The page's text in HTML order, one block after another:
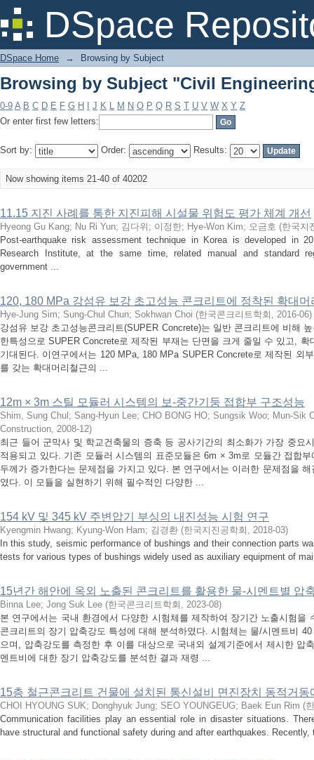
DSpace
Browsing by Subject "Civil
DSpace Home → Browsing by Subject
Browsing by Subject "Civil
0-9 A B C D E F G H J K L M N O P Q R S T U V W X Y Z
Or enter first few letters:
Sort by: Order: Results:
Now showing items 21-40 of 40202
11.15 지진 사례를 통한 지진피해 시설물 위험도 평가 체계 개선
Hyeong Gu Kang; Nu Ri Yun; 김다위 ; 이정한; Hye-Won Kim; 오금호 (한국지
Post-earthquake risk assessment technique in Korea is developed in
Research Institute, at the same time, related manual and standard
government ...
120, 180 MPa 강섬유 보강 초고성능 콘크리트에 정착된 확대
Hye-Jung Sim; Sung-Chul Chun; Sokhwan Choi (한국콘크리트학회 , 2016-06)
강섬유 보강 초고성능콘크리트(SUPER Concrete)는 일반 콘크리트에 비해
한특성으로 SUPER Concrete로 제작된 부재는 단면을 크게 줄일 수 있고,
기대된다. 이연구에서는 120 MPa, 180 MPa SUPER Concrete로 제작된 외
를 갖는 확대머리철근의 ...
12m × 3m 스틸 모듈러 시스템의 보-중간기둥 접합부 구조성능
Shim, Sung Chul ; Sang-Hyun Lee; CHO BONG HO; Sungsik Woo; Mun-Sik
Construction, 2008-12)
최근 들어 군막사 및 학교건축물의 증축 등 공사기간의 최소화가 가장 중요
적용되고 있다. 기존 모듈러 시스템의 표준모듈은 6m × 3m로 모듈간 접합
두께가 증가한다는 문제점을 가지고 있다. 본 연구에서는 이러한 문제점을
였다. 이 모듈을 실현하기 위해 필수적인 다양한 ...
154 kV 및 345 kV 주변압기 부싱의 내진성능 시험 연구
Kyengmin Hwang; Kyung-Won Ham; 김경환 (한국지진공학회 , 2018-03)
In this study, seismic performance of bushings and their connection parts
tests for various types of bushings widely used as auxiliary equipment of
15년간 해안에 옥외 노출된 콘크리트를 활용한 물-시멘트별 압
Binna Lee; Jong Suk Lee (한국콘크리트학회 , 2023-08)
본 연구에서는 국내 환경에서 다양한 시험체를 제작하여 장기간 노출시험을
콘크리트의 장기 압축강도 특성에 대해 분석하였다. 시험체는 물/시멘트비
으며, 압축강도를 측정한 후 이를 대상으로 국내외 설계기준에서 제시한 압
멘트비에 대한 장기 압축강도를 분석한 결과 재령 ...
15층 철근콘크리트 건물에 설치된 통신설비 면진장치 동적거동
CHOI HYOUNG SUK; Donghyuk Jung; SEO YOUNGEUG; Baek Eun Rim (
Communication facilities play an essential role in disaster situations.
have structural and functional safety during and after earthquakes.